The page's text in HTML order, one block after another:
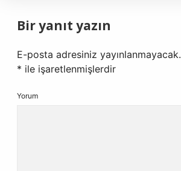
Bir yanıt yazın
E-posta adresiniz yayınlanmayacak.
* ile işaretlenmişlerdir
Yorum